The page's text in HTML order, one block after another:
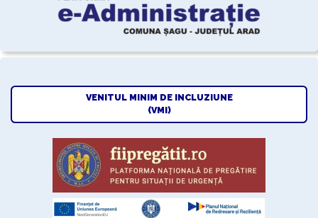
VENITUL MINIM DE INCLUZIUNE
(VMI)